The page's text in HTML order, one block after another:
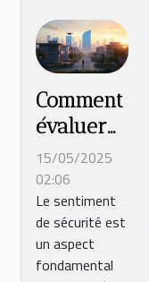
Comment
évaluer
la
sécurité
de votre
quartier
pour
15/05/2025
02:06
Le sentiment
de sécurité est
un aspect
fondamental